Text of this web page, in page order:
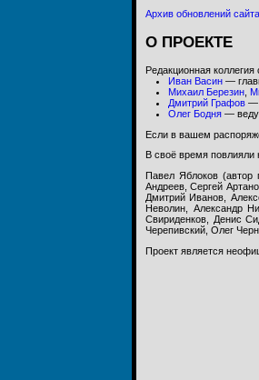
Архив обновлений сайта
О ПРОЕКТЕ
Редакционная коллегия
Иван Васин —
Михаил Березин
Дмитрий Графов —
Олег Бодня —
Если в вашем
В своё время повлияли
Павел Яблоков (автор
Андреев, Сергей
Дмитрий Иванов,
Неволин, Александр
Свириденков, Денис
Черепивский, Олег
Проект является